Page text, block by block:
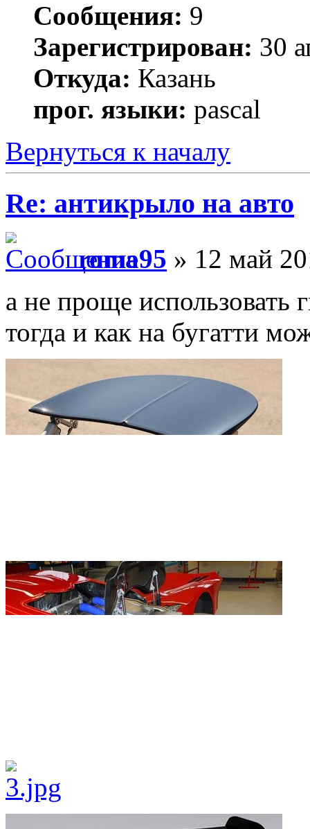
Сообщения: 9
Зарегистрирован: 30
Откуда: Казань
прог. языки: pascal
Вернуться к началу
Re: антикрыло на авто
roma95 » 12 май
а не проще использовать
тогда и как на бугатти